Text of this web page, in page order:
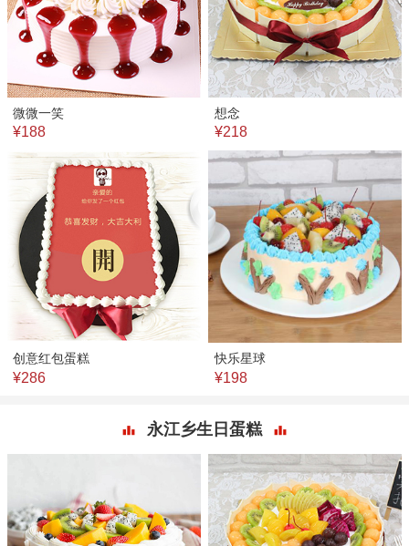
微微一笑
¥188
想念
¥218
创意红包蛋糕
¥286
快乐星球
¥198
永江乡生日蛋糕